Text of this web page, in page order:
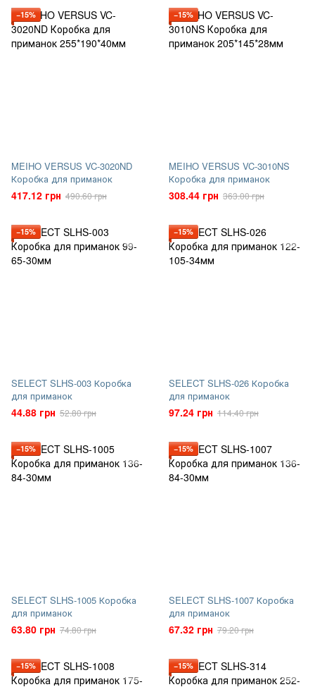
−15%
MEIHO VERSUS VC-3020ND
Коробка для приманок
417.12 грн 490.60 грн
−15%
MEIHO VERSUS VC-3010NS
Коробка для приманок
308.44 грн 363.00 грн
−15%
SELECT SLHS-003 Коробка
для приманок
44.88 грн 52.80 грн
−15%
SELECT SLHS-026 Коробка
для приманок
97.24 грн 114.40 грн
−15%
SELECT SLHS-1005 Коробка
для приманок
63.80 грн 74.80 грн
−15%
SELECT SLHS-1007 Коробка
для приманок
67.32 грн 79.20 грн
−15% −15%